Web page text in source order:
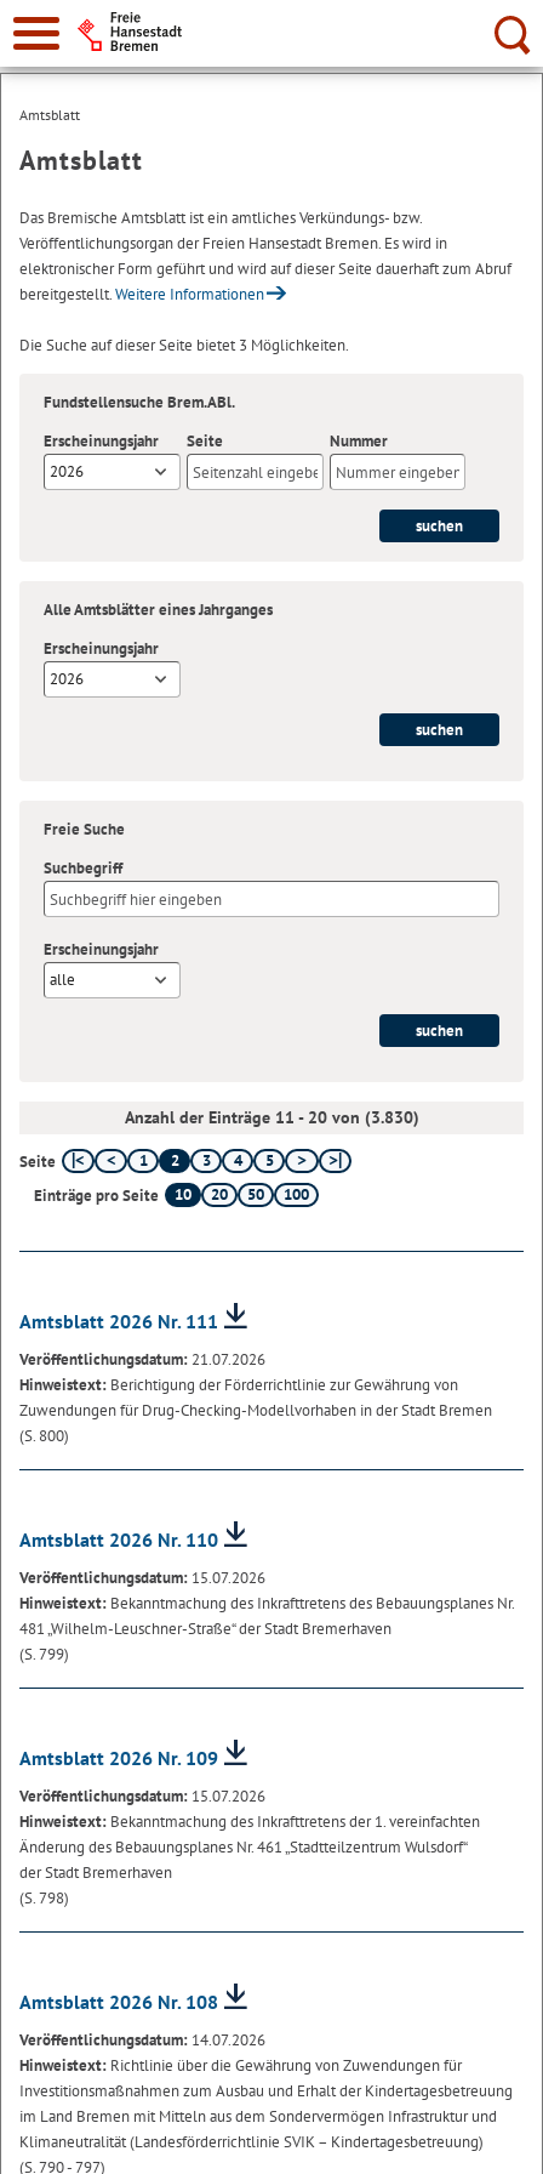
Suche:
Amtsblatt
Amtsblatt
Das Bremische Amtsblatt ist ein amtliches Verkündungs- bzw.
Veröffentlichungsorgan der Freien Hansestadt Bremen. Es wird in
elektronischer Form geführt und wird auf dieser Seite dauerhaft zum Abruf
bereitgestellt.Weitere Informationen
Die Suche auf dieser Seite bietet 3 Möglichkeiten.
Fundstellensuche Brem.ABl.
Erscheinungsjahr
2026
Seite Nummer
Alle Amtsblätter eines Jahrganges
Erscheinungsjahr
2026
Freie Suche
Suchbegriff
Erscheinungsjahr
alle
Anzahl der Einträge 11 - 20 von (3.830)
Seite 1 2 3 4
5
Einträge pro Seite
10 20 50 100
Amtsblatt 2026 Nr. 111
Veröffentlichungsdatum: 21.07.2026
Hinweistext: Berichtigung der Förderrichtlinie zur Gewährung von
Zuwendungen für Drug-Checking-Modellvorhaben in der Stadt Bremen
(S. 800)
Amtsblatt 2026 Nr. 110
Veröffentlichungsdatum: 15.07.2026
Hinweistext: Bekanntmachung des Inkrafttretens des Bebauungsplanes Nr.
481 „Wilhelm-Leuschner-Straße“ der Stadt Bremerhaven
(S. 799)
Amtsblatt 2026 Nr. 109
Veröffentlichungsdatum: 15.07.2026
Hinweistext: Bekanntmachung des Inkrafttretens der 1. vereinfachten
Änderung des Bebauungsplanes Nr. 461 „Stadtteilzentrum Wulsdorf“
der Stadt Bremerhaven
(S. 798)
Amtsblatt 2026 Nr. 108
Veröffentlichungsdatum: 14.07.2026
Hinweistext: Richtlinie über die Gewährung von Zuwendungen für
Investitionsmaßnahmen zum Ausbau und Erhalt der Kindertagesbetreuung
im Land Bremen mit Mitteln aus dem Sondervermögen Infrastruktur und
Klimaneutralität (Landesförderrichtlinie SVIK – Kindertagesbetreuung)
(S. 790 - 797)